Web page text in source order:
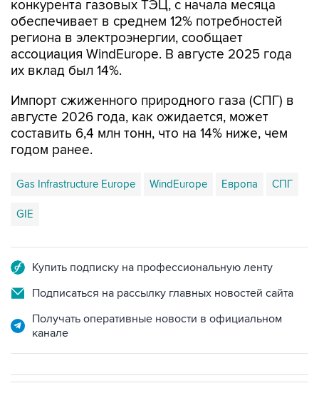
конкурента газовых ТЭЦ, с начала месяца
обеспечивает в среднем 12% потребностей
региона в электроэнергии, сообщает
ассоциация WindEurope. В августе 2025 года
их вклад был 14%.
Импорт сжиженного природного газа (СПГ) в
августе 2026 года, как ожидается, может
составить 6,4 млн тонн, что на 14% ниже, чем
годом ранее.
Gas Infrastructure Europe WindEurope Европа СПГ
GIE
Купить подписку на профессиональную ленту
Подписаться на рассылку главных новостей сайта
Получать оперативные новости в официальном
канале